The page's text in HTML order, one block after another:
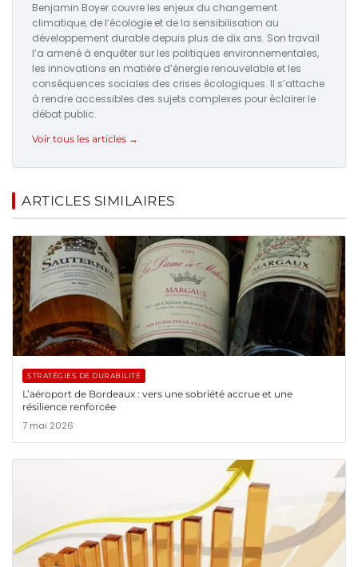
Benjamin Boyer couvre les enjeux du changement
climatique, de l’écologie et de la sensibilisation au
développement durable depuis plus de dix ans. Son travail
l’a amené à enquêter sur les politiques environnementales,
les innovations en matière d’énergie renouvelable et les
conséquences sociales des crises écologiques. Il s’attache
à rendre accessibles des sujets complexes pour éclairer le
débat public.
Voir tous les articles →
ARTICLES SIMILAIRES
STRATÉGIES DE DURABILITÉ
L’aéroport de Bordeaux : vers une sobriété accrue et une
résilience renforcée
7 mai 2026